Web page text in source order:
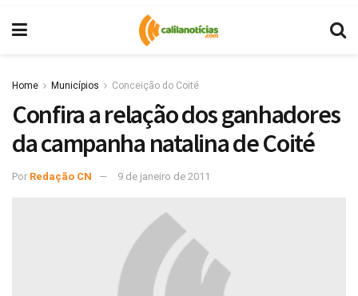
Home Municípios Conceição do Coité
Confira a relação dos ganhadores
da campanha natalina de Coité
Por Redação CN 9 de janeiro de 2011